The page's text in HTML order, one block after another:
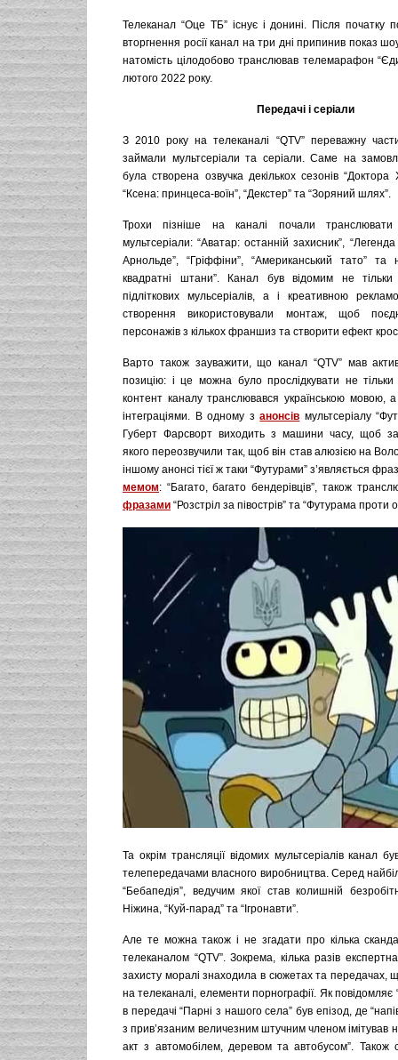
Телеканал “Оце ТБ” існує і донині. Після початку
вторгнення росії канал на три дні припинив показ
натомість цілодобово транслював телемарафон
лютого 2022 року.
Передачі і серіали
З 2010 року на телеканалі “QTV” переважну
займали мультсеріали та серіали. Саме на
була створена озвучка декількох сезонів “Доктора
“Ксена: принцеса-воїн”, “Декстер” та “Зоряний шлях”.
Трохи пізніше на каналі почали
мультсеріали: “Аватар: останній захисник”,
Арнольде”, “Гріффіни”, “Американський тато” та
квадратні штани”. Канал був відомим не тільки
підліткових мульсеріалів, а і креативною
створення використовували монтаж, щоб
персонажів з кількох франшиз та створити ефект
Варто також зауважити, що канал “QTV” мав
позицію: і це можна було прослідкувати не
контент каналу транслювався українською мовою,
інтеграціями. В одному занонсів мультсеріалу
Губерт Фарсворт виходить з машини часу, щоб
якого переозвучили так, щоб він став алюзією на
іншому анонсі тієї ж таки “Футурами” з’являється
мемом: “Багато, багато бендерівців”, також
фразами “Розстріл за півострів” та “Футурама проти
Та окрім трансляції відомих мультсеріалів канал
телепередачами власного виробництва. Серед
“Бебапедія”, ведучим якої став колишній
Ніжина, “Куй-парад” та “Ігронавти”.
Але те можна також і не згадати про кілька
телеканалом “QTV”. Зокрема, кілька разів
захисту моралі знаходила в сюжетах та передачах,
на телеканалі, елементи порнографії. Як повідомляє
в передачі “Парні з нашого села” був епізод, де
з прив’язаним величезним штучним членом імітував
акт з автомобілем, деревом та автобусом”. Також